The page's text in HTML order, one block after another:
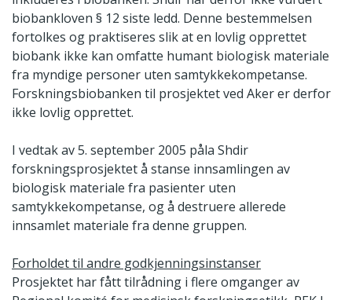
biobankloven § 12 siste ledd. Denne bestemmelsen
fortolkes og praktiseres slik at en lovlig opprettet
biobank ikke kan omfatte humant biologisk materiale
fra myndige personer uten samtykkekompetanse.
Forskningsbiobanken til prosjektet ved Aker er derfor
ikke lovlig opprettet.
I vedtak av 5. september 2005 påla Shdir
forskningsprosjektet å stanse innsamlingen av
biologisk materiale fra pasienter uten
samtykkekompetanse, og å destruere allerede
innsamlet materiale fra denne gruppen.
Forholdet til andre godkjenningsinstanser
Prosjektet har fått tilrådning i flere omganger av